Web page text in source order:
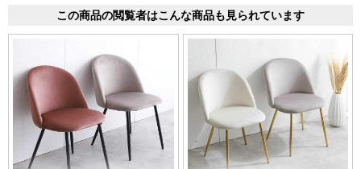
この商品の閲覧者はこんな商品も見られています